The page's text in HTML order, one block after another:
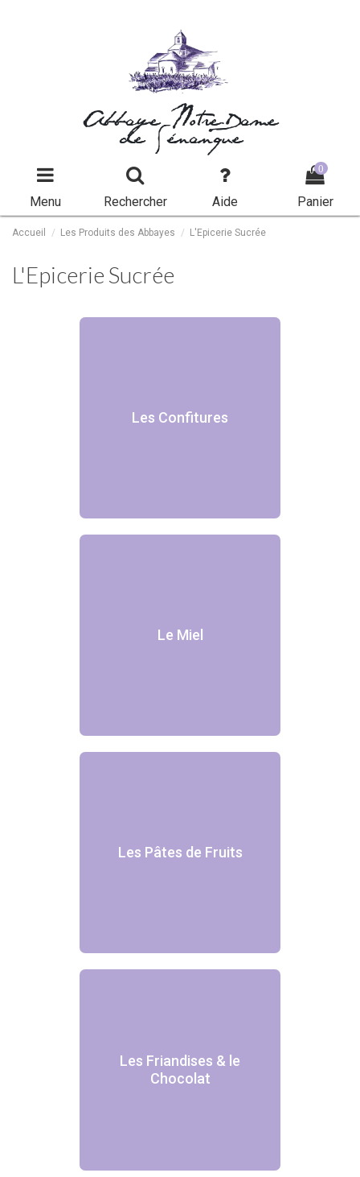
Abbaye Notre-Dame
de Sénanque
Menu Rechercher Aide
0
Panier
Accueil Les Produits des Abbayes L'Epicerie Sucrée
L'Epicerie Sucrée
Les Confitures
Le Miel
Les Pâtes de Fruits
Les Friandises & le
Chocolat